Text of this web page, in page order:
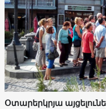
Օտարերկրյա